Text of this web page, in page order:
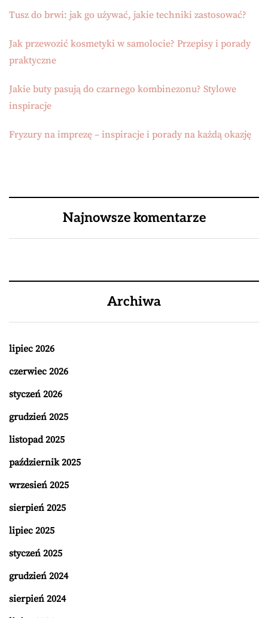
Tusz do brwi: jak go używać, jakie techniki zastosować?
Jak przewozić kosmetyki w samolocie? Przepisy i porady
praktyczne
Jakie buty pasują do czarnego kombinezonu? Stylowe
inspiracje
Fryzury na imprezę – inspiracje i porady na każdą okazję
Najnowsze komentarze
Archiwa
lipiec 2026
czerwiec 2026
styczeń 2026
grudzień 2025
listopad 2025
październik 2025
wrzesień 2025
sierpień 2025
lipiec 2025
styczeń 2025
grudzień 2024
sierpień 2024